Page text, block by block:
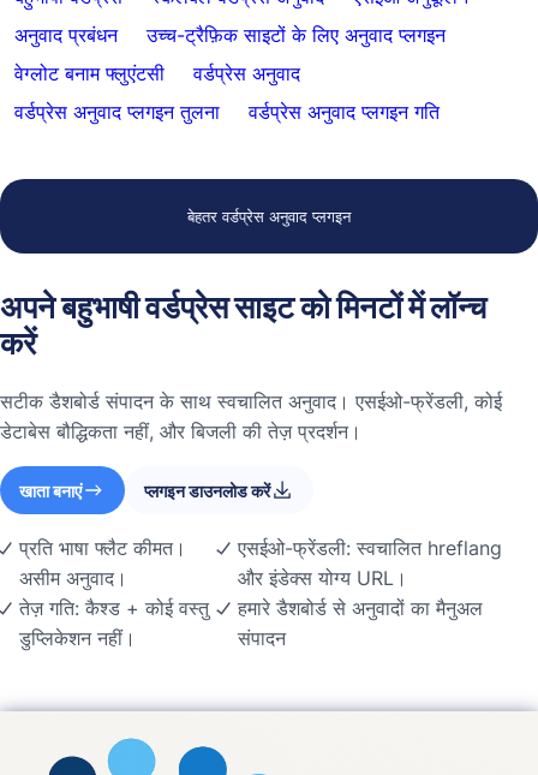
अनुवाद प्रबंधन
उच्च-ट्रैफ़िक साइटों के लिए अनुवाद प्लगइन
वेग्लोट बनाम फ्लुएंटसी
वर्डप्रेस अनुवाद
वर्डप्रेस अनुवाद प्लगइन तुलना
वर्डप्रेस अनुवाद प्लगइन गति
बेहतर वर्डप्रेस अनुवाद प्लगइन
अपने बहुभाषी वर्डप्रेस साइट को मिनटों में लॉन्च
करें
सटीक डैशबोर्ड संपादन के साथ स्वचालित अनुवाद। एसईओ-फ्रेंडली, कोई
डेटाबेस बौद्धिकता नहीं, और बिजली की तेज़ प्रदर्शन।
खाता बनाएं प्लगइन डाउनलोड करें
प्रति भाषा फ्लैट कीमत।
असीम अनुवाद।
तेज़ गति: कैश्ड + कोई वस्तु
डुप्लिकेशन नहीं।
एसईओ-फ्रेंडली: स्वचालित hreflang
और इंडेक्स योग्य URL।
हमारे डैशबोर्ड से अनुवादों का मैनुअल
संपादन